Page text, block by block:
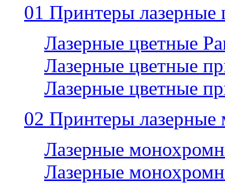
01 Принтеры лазерные
Лазерные цветные
Лазерные цветные
Лазерные цветные
02 Принтеры
Лазерные
Лазерные